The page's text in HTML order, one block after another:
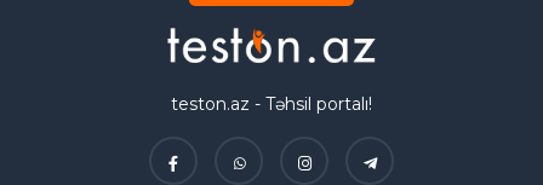
teston.az - Təhsil portalı!